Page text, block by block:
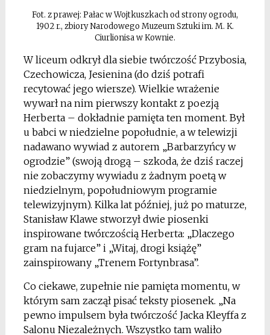
Fot. z prawej: Pałac w Wojtkuszkach od strony ogrodu,
1902 r., zbiory Narodowego Muzeum Sztuki im. M. K.
Ciurlionisa w Kownie.
W liceum odkrył dla siebie twórczość Przybosia,
Czechowicza, Jesienina (do dziś potrafi
recytować jego wiersze). Wielkie wrażenie
wywarł na nim pierwszy kontakt z poezją
Herberta – dokładnie pamięta ten moment. Był
u babci w niedzielne popołudnie, a w telewizji
nadawano wywiad z autorem „Barbarzyńcy w
ogrodzie” (swoją drogą – szkoda, że dziś raczej
nie zobaczymy wywiadu z żadnym poetą w
niedzielnym, popołudniowym programie
telewizyjnym). Kilka lat później, już po maturze,
Stanisław Klawe stworzył dwie piosenki
inspirowane twórczością Herberta: „Dlaczego
gram na fujarce” i „Witaj, drogi książę”
zainspirowany „Trenem Fortynbrasa”.
Co ciekawe, zupełnie nie pamięta momentu, w
którym sam zaczął pisać teksty piosenek. „Na
pewno impulsem była twórczość Jacka Kleyffa z
Salonu Niezależnych. Wszystko tam waliło